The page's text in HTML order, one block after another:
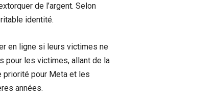
de l’argent. Selon
identité.
en ligne si leurs victimes ne
pour les victimes, allant de la
priorité pour Meta et les
années.